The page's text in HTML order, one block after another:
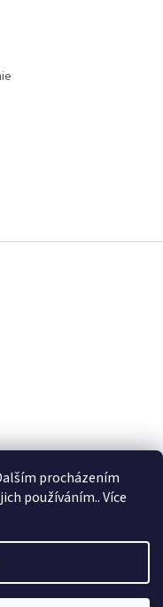
procházením
používáním.. Více